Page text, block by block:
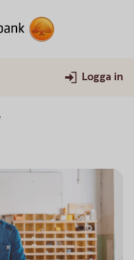
Logga in